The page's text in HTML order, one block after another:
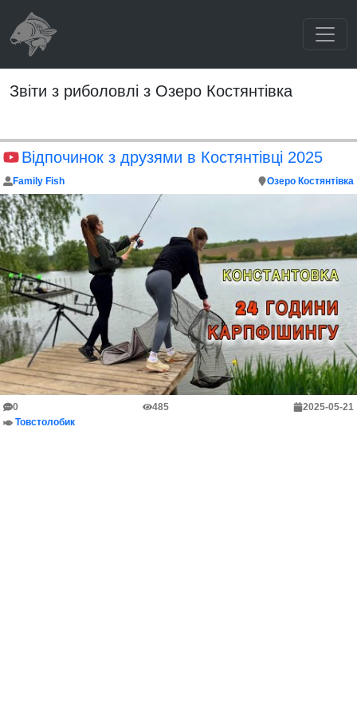
Звіти з риболовлі з Озеро Костянтівка
Відпочинок з друзями в Костянтівці 2025
Family Fish Озеро Костянтівка
0 485
2025-05-21
Товстолобик